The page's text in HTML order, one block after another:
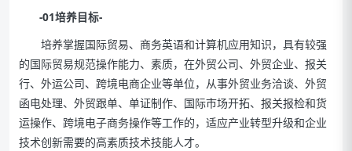
-01培养目标-
培养掌握国际贸易、商务英语和计算机应用知识，具有较强
的国际贸易规范操作能力、素质，在外贸公司、外贸企业、报关
行、外运公司、跨境电商企业等单位，从事外贸业务洽谈、外贸
函电处理、外贸跟单、单证制作、国际市场开拓、报关报检和货
运操作、跨境电子商务操作等工作的，适应产业转型升级和企业
技术创新需要的高素质技术技能人才。